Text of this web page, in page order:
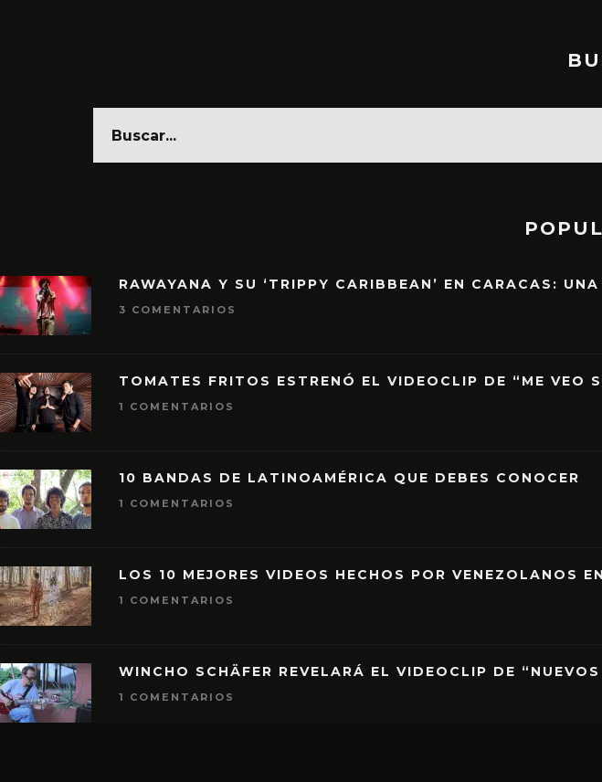
RAWAYANA Y SU ‘TRIPPY CARIBBEAN’ EN CARACAS:
3 COMENTARIOS
TOMATES FRITOS ESTRENÓ EL VIDEOCLIP DE “ME VEO
1 COMENTARIOS
10 BANDAS DE LATINOAMÉRICA QUE DEBES CONOCER
1 COMENTARIOS
LOS 10 MEJORES VIDEOS HECHOS POR VENEZOLANOS
1 COMENTARIOS
WINCHO SCHÄFER REVELARÁ EL VIDEOCLIP DE
1 COMENTARIOS